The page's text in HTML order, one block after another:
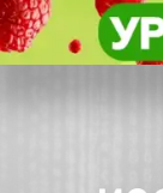
Спорт
Спорт
по